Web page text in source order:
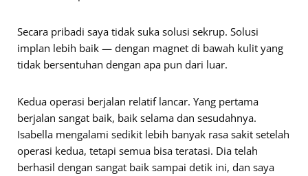
Secara pribadi saya tidak suka solusi sekrup. Solusi
implan lebih baik — dengan magnet di bawah kulit yang
tidak bersentuhan dengan apa pun dari luar.
Kedua operasi berjalan relatif lancar. Yang pertama
berjalan sangat baik, baik selama dan sesudahnya.
Isabella mengalami sedikit lebih banyak rasa sakit setelah
operasi kedua, tetapi semua bisa teratasi. Dia telah
berhasil dengan sangat baik sampai detik ini, dan saya